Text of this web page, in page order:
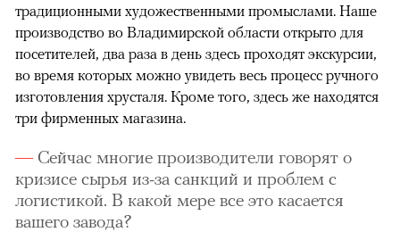
традиционными художественными промыслами. Наше
производство во Владимирской области открыто для
посетителей, два раза в день здесь проходят экскурсии,
во время которых можно увидеть весь процесс ручного
изготовления хрусталя. Кроме того, здесь же находятся
три фирменных магазина.
Сейчас многие производители говорят о
кризисе сырья из-за санкций и проблем с
логистикой. В какой мере все это касается
вашего завода?